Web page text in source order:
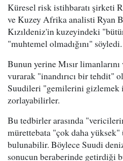
Küresel risk istihbaratı şirketi
ve Kuzey Afrika analisti Ryan
Kızıldeniz'in kuzeyindeki
"muhtemel olmadığını" söyledi.
Bunun yerine Mısır limanlarını
vurarak "inandırıcı bir tehdit"
Suudileri "gemilerini gizlemek
zorlayabilirler.
Bu tedbirler arasında
mürettebata "çok daha
bulunabilir. Böylece Suudi
sonucun beraberinde getirdiği